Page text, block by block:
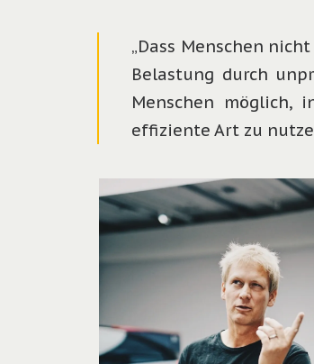
„Dass Menschen
Belastung durch
Menschen
effiziente Art zu